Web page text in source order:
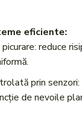
eficiente:
reduce
prin
de nevoile